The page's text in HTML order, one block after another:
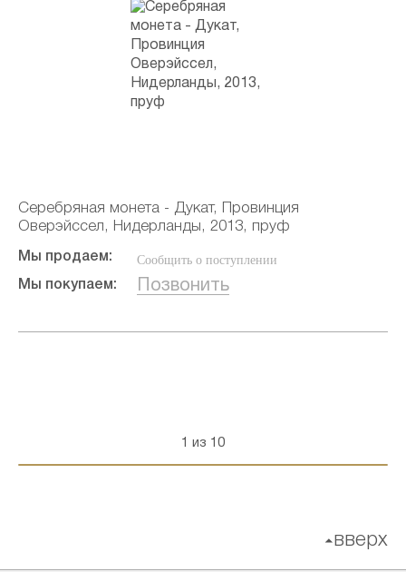
Серебряная монета - Дукат, Провинция
Оверэйссел, Нидерланды, 2013, пруф
Мы продаем: Сообщить о поступлении
Мы покупаем: Позвонить
1 из 10
вверх